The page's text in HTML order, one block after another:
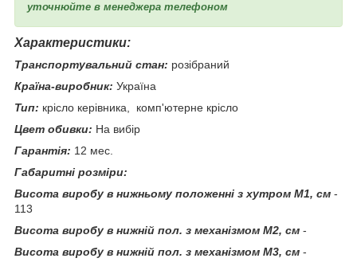
уточнюйте в менеджера телефоном
Характеристики:
Транспортувальний стан: розібраний
Країна-виробник: Україна
Тип: крісло керівника, комп'ютерне крісло
Цвет обивки: На вибір
Гарантія: 12 мес.
Габаритні розміри:
Висота виробу в нижньому положенні з хутром М1, см -
113
Висота виробу в нижній пол. з механізмом М2, см -
Висота виробу в нижній пол. з механізмом М3, см -